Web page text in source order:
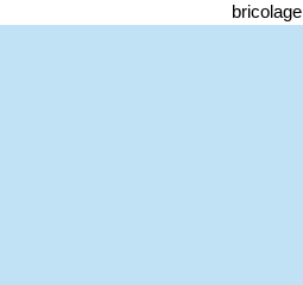
bricolage